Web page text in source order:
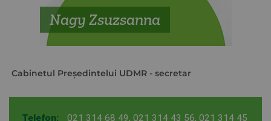
Nagy Zsuzsanna
Cabinetul Preşedintelui UDMR - secretar
Telefon: 021 314 68 49, 021 314 43 56, 021 314 45